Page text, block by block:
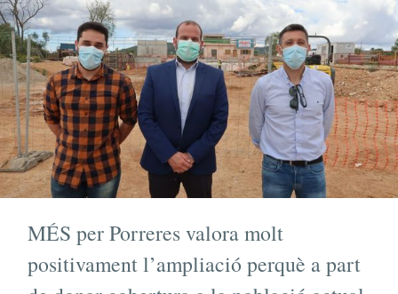
MÉS per Porreres valora molt
positivament l’ampliació perquè a part